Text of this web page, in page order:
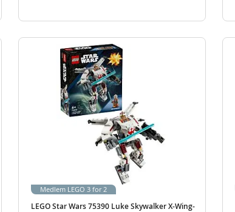
LEGO Star Wars 75390 Luke Skywalker X-Wing-
Medlem LEGO 3 for 2